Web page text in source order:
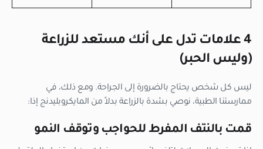
4 علامات تدل على أنك مستعد للزراعة
(وليس الحبر)
ليس كل شخص يحتاج بالضرورة إلى الجراحة. ومع ذلك، في
ممارستنا الطبية، نوصي بشدة بالزراعة بدلاً من المايكروبليدنج إذا:
قمت بالنتف المفرط للحواجب وتوقف النمو